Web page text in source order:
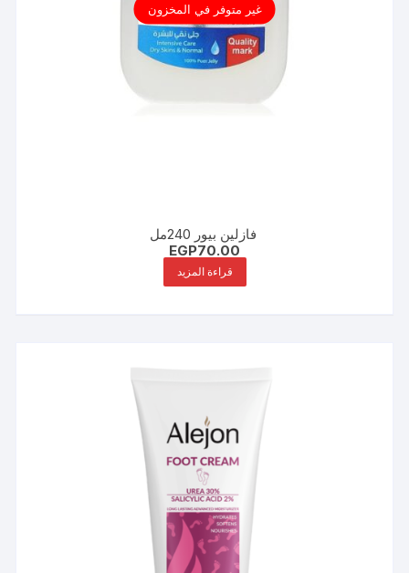
غير متوفر في المخزون
فازلين بيور 240مل
EGP70.00
قراءة المزيد